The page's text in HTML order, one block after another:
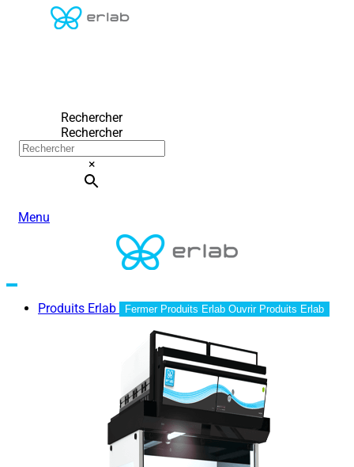
Rechercher
Rechercher
×
Menu
Produits Erlab Fermer Produits Erlab Ouvrir Produits Erlab